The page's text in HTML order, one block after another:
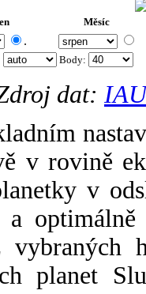
Měsíc
.
Body:
dat:
v rovině
v
a
planet